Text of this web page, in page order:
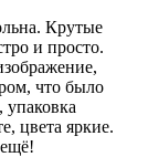
Крутые
и просто.
что было
цвета яркие.